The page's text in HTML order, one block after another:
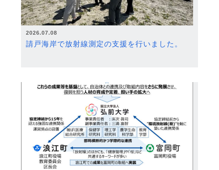
2026.07.08
請戸海岸で放射線測定の支援を行いました。